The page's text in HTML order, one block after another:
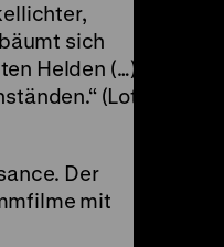
sich
Helden (…).
(Lotte
Der
mit